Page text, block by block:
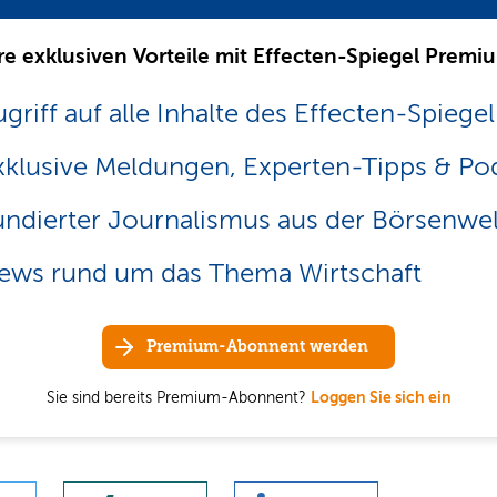
exklusiven Vorteile mit Effecten-Spiegel
auf alle Inhalte des Effecten-Spiegel
Meldungen, Experten-Tipps &
Journalismus aus der
rund um das Thema Wirtschaft
Premium-Abonnent werden
Sie sind bereits Premium-Abonnent? Loggen Sie sich ein